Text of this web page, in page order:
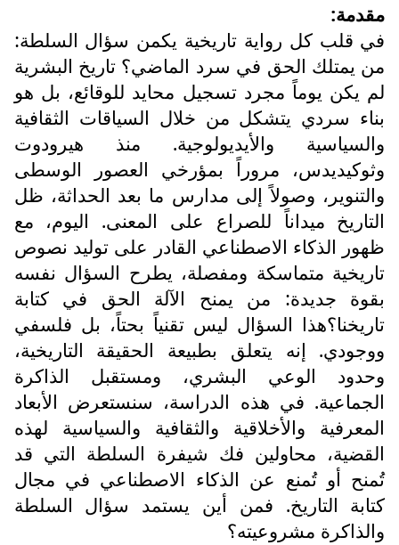
مقدمة:
في قلب كل رواية تاريخية يكمن سؤال السلطة:
من يمتلك الحق في سرد الماضي؟ تاريخ البشرية
لم يكن يوماً مجرد تسجيل محايد للوقائع، بل هو
بناء سردي يتشكل من خلال السياقات الثقافية
والسياسية والأيديولوجية. منذ هيرودوت
وثوكيديدس، مروراً بمؤرخي العصور الوسطى
والتنوير، وصولاً إلى مدارس ما بعد الحداثة، ظل
التاريخ ميداناً للصراع على المعنى. اليوم، مع
ظهور الذكاء الاصطناعي القادر على توليد نصوص
تاريخية متماسكة ومفصلة، يطرح السؤال نفسه
بقوة جديدة: من يمنح الآلة الحق في كتابة
تاريخنا؟هذا السؤال ليس تقنياً بحتاً، بل فلسفي
ووجودي. إنه يتعلق بطبيعة الحقيقة التاريخية،
وحدود الوعي البشري، ومستقبل الذاكرة
الجماعية. في هذه الدراسة، سنستعرض الأبعاد
المعرفية والأخلاقية والثقافية والسياسية لهذه
القضية، محاولين فك شيفرة السلطة التي قد
تُمنح أو تُمنع عن الذكاء الاصطناعي في مجال
كتابة التاريخ. فمن أين يستمد سؤال السلطة
والذاكرة مشروعيته؟